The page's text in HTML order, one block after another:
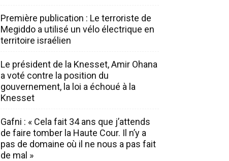
Première publication : Le terroriste de
Megiddo a utilisé un vélo électrique en
territoire israélien
Le président de la Knesset, Amir Ohana
a voté contre la position du
gouvernement, la loi a échoué à la
Knesset
Gafni : « Cela fait 34 ans que j’attends
de faire tomber la Haute Cour. Il n’y a
pas de domaine où il ne nous a pas fait
de mal »